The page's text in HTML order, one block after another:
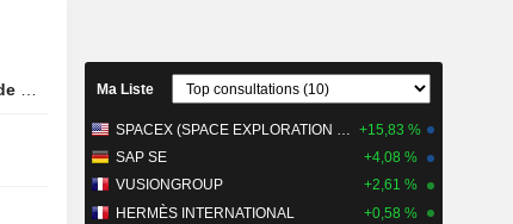
est
la
Ma Liste
SPACEX (SPACE EXPLORATION TECHNOLOGIES) +15,83 %
SAP SE
+4,08 %
VUSIONGROUP
+2,61 %
HERMÈS INTERNATIONAL
+0,58 %